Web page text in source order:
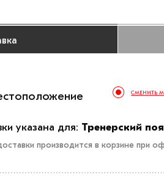
СМЕНИТЬ
указана для: Тренерский
производится в корзине при